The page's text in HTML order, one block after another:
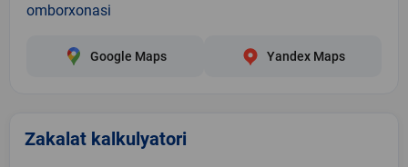
omborxonasi
Google Maps Yandex Maps
Zakalat kalkulyatori